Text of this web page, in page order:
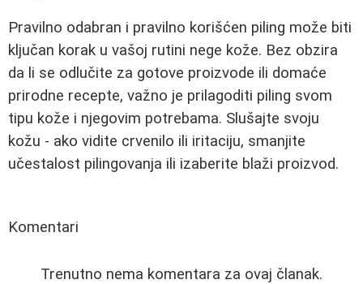
Pravilno odabran i pravilno korišćen piling može biti
ključan korak u vašoj rutini nege kože. Bez obzira
da li se odlučite za gotove proizvode ili domaće
prirodne recepte, važno je prilagoditi piling svom
tipu kože i njegovim potrebama. Slušajte svoju
kožu - ako vidite crvenilo ili iritaciju, smanjite
učestalost pilingovanja ili izaberite blaži proizvod.
Komentari
Trenutno nema komentara za ovaj članak.